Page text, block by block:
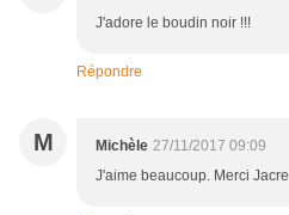
J'adore le boudin noir !!!
Répondre
M Michèle 27/11/2017 09:09
J'aime beaucoup. Merci Jacre